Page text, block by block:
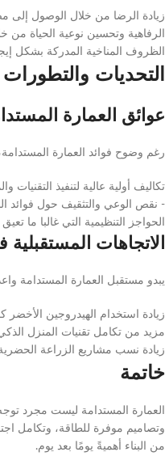
زيادة الرضا من خلال الوصول إلى
الرفاهية وتحسين نوعية الحياة من
الظروف المناخية المدركة بشكل
التحديات والتطورات
عوائق العمارة
رغم وضوح فوائد العمارة
تكاليف أولية عالية لتنفيذ التقنيات
- نقص الوعي والتثقيف حول فوائد
الحواجز التنظيمية التي غالبا ما
الاتجاهات
يبدو مستقبل العمارة المستدامة
زيادة استخدام الهيدروجين الأخضر
مزيد من تكامل تقنيات المنزل
زيادة نسب مشاريع الزراعة
خاتمة
العمارة المستدامة ليست مجرد
وتصاميم موفرة للطاقة، وتكامل
من البناء أهميةً يومًا بعد يوم.